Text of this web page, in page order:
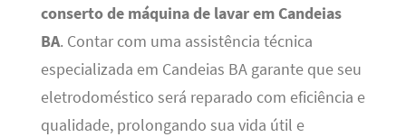
conserto de máquina de lavar em Candeias
BA. Contar com uma assistência técnica
especializada em Candeias BA garante que seu
eletrodoméstico será reparado com eficiência e
qualidade, prolongando sua vida útil e